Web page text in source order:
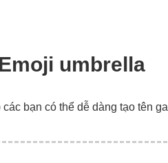
umbrella
các bạn có thể dễ dàng tạo tên